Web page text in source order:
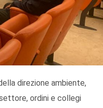
direzione ambiente,
ordini e collegi